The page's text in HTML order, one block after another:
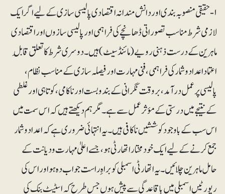
۱- حقیقی منصوبہ بندی اور دانش مندانہ اقتصادی پالیسی سازی کے لیے اگر ایک
لازمی شرط مناسب تصوراتی ڈھانچے کی فراہمی اور پالیسی سازوں اور اقتصادی
ماہرین کے درست ذہنی رویے (مائنڈسیٹ) ہیں۔ دوسری شرط کا تعلق قابلِ
اعتماد اعداد و شمارکی فراہمی، فنی مہارت اور فیصلہ سازی کے مناسب نظام،
پالیسی پرعمل درآمد، بروقت نگرانی کے بندوبست اور ناکامی، کوتاہی اور غلطی
کے نتیجے میں درستی کے مؤثر عمل سے ہے۔ مگر ہم دیکھتے ہیں کہ اس سمت میں
اس سب کے باوجود کوششیں ناکافی ہیں۔ یہ انتہائی ضروری ہے کہ اعداد و شمار
جمع کرنے کے لیے ایک خودمختار اتھارٹی ہو، جسے اعلیٰ مہارت و دیانت کے
حامل ماہرین چلائیں۔ یہ اتھارٹی اسمبلی کو براہِ راست جواب دہ ہو اور اس کی
رپورٹیں اسمبلی میں باقاعدگی سے پیش ہوں جس طرح کہ اسٹیٹ بنک کی